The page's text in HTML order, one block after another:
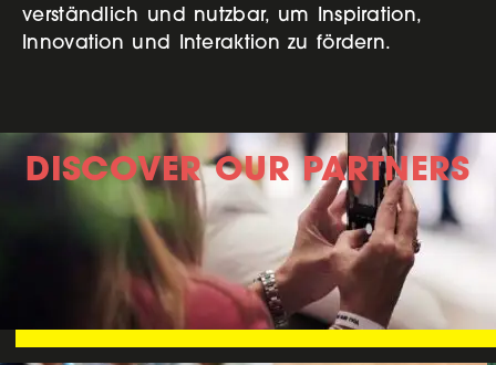
verständlich und nutzbar, um Inspiration,
Innovation und Interaktion zu fördern.
DISCOVER OUR PARTNERS